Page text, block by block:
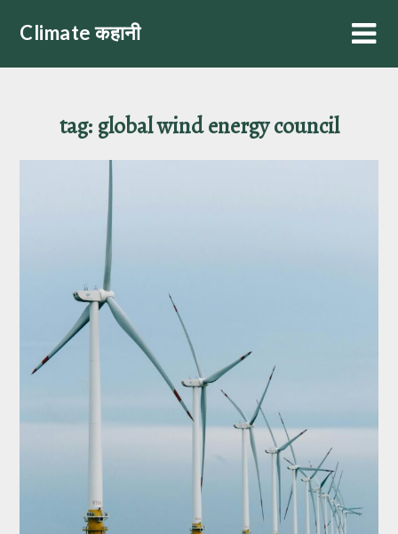
Climate कहानी
tag:global wind energy council